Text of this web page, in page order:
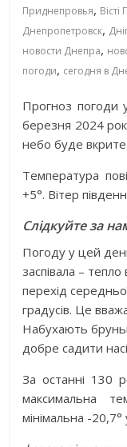
Приднепровья,
Днепропетровск,
новости Днепра,
погоди, сегодня в
Прогноз погоди
березня 2024
небо буде
Температура
+5°. Вітер
Слідкуйте за
Погоду у цей
заспівала –
перехід
градусів. Це
Набухають
добре садити
За останні 130
максимальна
мінімальна -20,7°